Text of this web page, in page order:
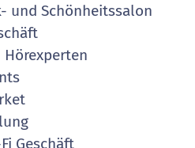
und Schönheitssalon
Geschäft